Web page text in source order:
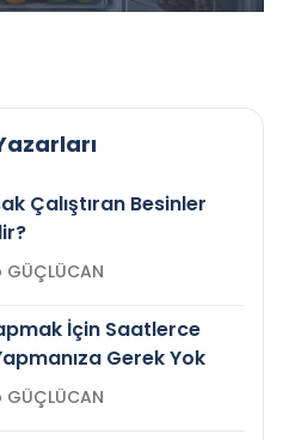
Çalıştıran Besinler
Zeynep GÜÇLÜCAN
İçin Saatlerce
Gerek Yok
Zeynep GÜÇLÜCAN